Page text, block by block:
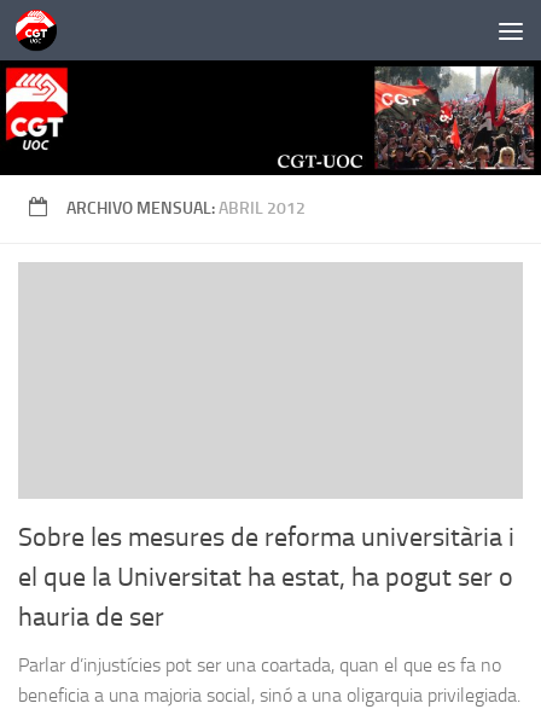
Saltar al contenido
ARCHIVO MENSUAL:ABRIL 2012
Sobre les mesures de reforma universitària i
el que la Universitat ha estat, ha pogut ser o
hauria de ser
Parlar d’injustícies pot ser una coartada, quan el que es fa no
beneficia a una majoria social, sinó a una oligarquia privilegiada.